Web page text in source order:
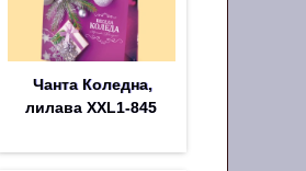
Чанта Коледна,
лилава XXL1-845